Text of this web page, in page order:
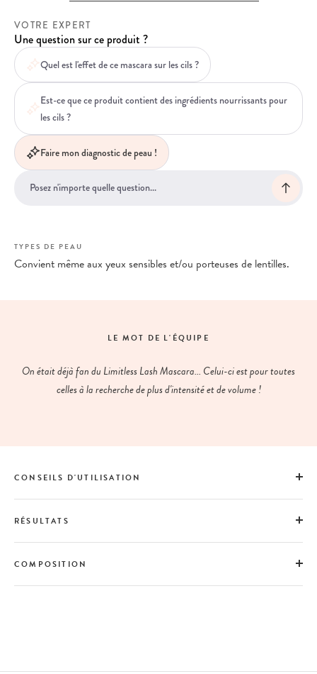
VOTRE EXPERT
Une question sur ce produit ?
Quel est l'effet de ce mascara sur les cils ?
Est-ce que ce produit contient des ingrédients nourrissants pour
les cils ?
Faire mon diagnostic de peau !
TYPES DE PEAU
Convient même aux yeux sensibles et/ou porteuses de lentilles.
LE MOT DE L'ÉQUIPE
On était déjà fan du Limitless Lash Mascara... Celui-ci est pour toutes
celles à la recherche de plus d'intensité et de volume !
CONSEILS D'UTILISATION
RÉSULTATS
COMPOSITION